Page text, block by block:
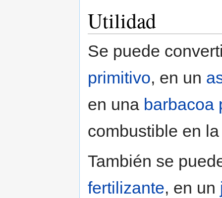
Utilidad
Se puede
primitivo, en un
en una barbacoa
combustible en
También se
fertilizante, en un